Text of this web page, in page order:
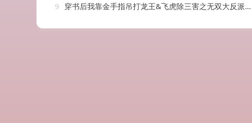
9 穿书后我靠金手指吊打龙王&飞虎除三害之无双大反派（82集）